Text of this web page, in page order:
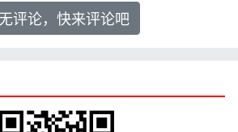
评论，快来评论吧